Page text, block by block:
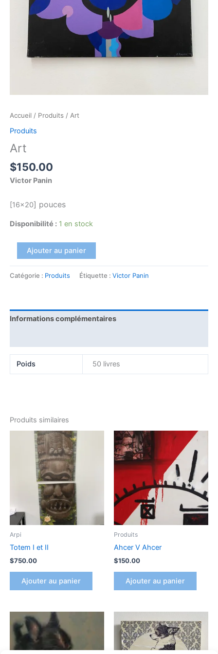
Accueil / Produits / Art
Produits
Art
$150.00
Victor Panin
[16×20] pouces
Disponibilité : 1 en stock
Ajouter au panier
Catégorie : Produits Étiquette : Victor Panin
Informations complémentaires
Poids 50 livres
Produits similaires
Arpi
Totem I et II
$750.00
Ajouter au panier
Produits
Ahcer V Ahcer
$150.00
Ajouter au panier